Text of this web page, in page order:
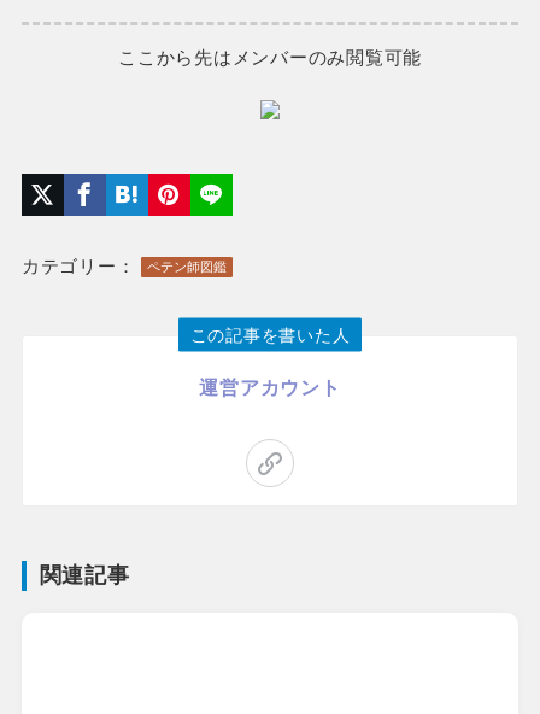
ここから先はメンバーのみ閲覧可能
カテゴリー： ペテン師図鑑
この記事を書いた人
運営アカウント
関連記事